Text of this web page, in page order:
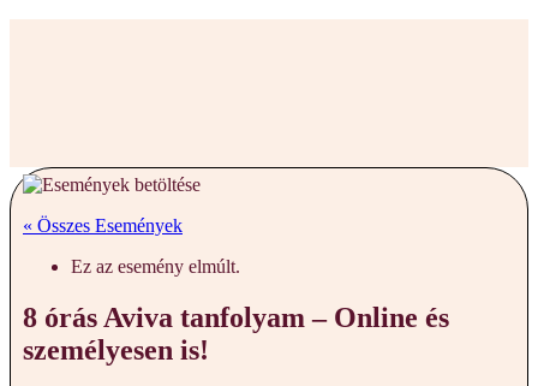
« Összes Események
Ez az esemény elmúlt.
8 órás Aviva tanfolyam – Online és
személyesen is!